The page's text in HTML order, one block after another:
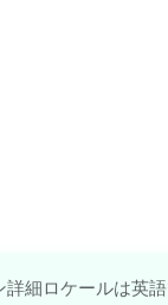
詳細ロケールは英